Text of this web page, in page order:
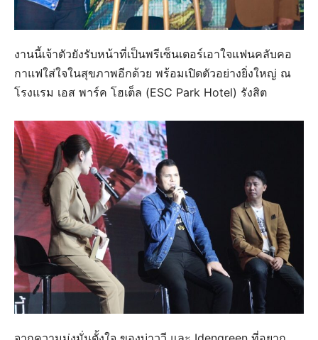
งานนี้เจ้าตัวยังรับหน้าที่เป็นพรีเซ็นเตอร์เอาใจแฟนคลับคอ
กาแฟใส่ใจในสุขภาพอีกด้วย พร้อมเปิดตัวอย่างยิ่งใหญ่ ณ
โรงแรม เอส พาร์ค โฮเต็ล (ESC Park Hotel) รังสิต